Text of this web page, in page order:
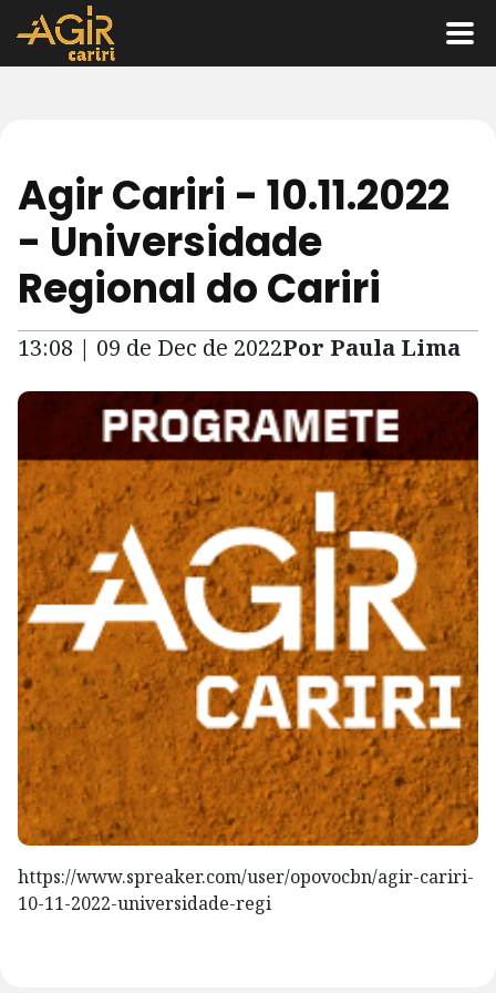
Agir Cariri - 10.11.2022
- Universidade
Regional do Cariri
13:08 | 09 de Dec de 2022Por Paula Lima
https://www.spreaker.com/user/opovocbn/agir-cariri-
10-11-2022-universidade-regi